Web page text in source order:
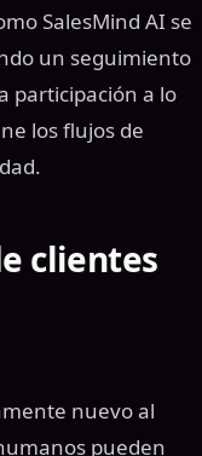
SalesMind AI se
un seguimiento
participación a lo
los flujos de
clientes
nuevo al
pueden